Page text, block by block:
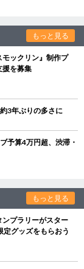
もっと見る
ックリン』制作プ
を募集
3年ぶりの多さに
予算4万円超、渋滞・
もっと見る
プラリーがスター
グッズをもらおう